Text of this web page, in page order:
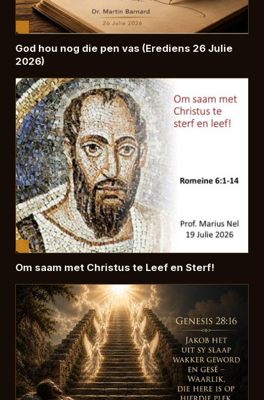
God hou nog die pen vas (Erediens 26 Julie
2026)
Om saam met Christus te Leef en Sterf!